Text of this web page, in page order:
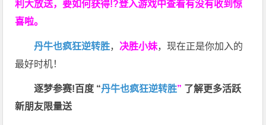
利大放送，要如何获得!?登入游戏中查看有没有收到惊
喜啦。
丹牛也疯狂逆转胜， 决胜小妹，现在正是你加入的
最好时机！
逐梦参赛!百度 “丹牛也疯狂逆转胜” 了解更多活跃
新朋友限量送